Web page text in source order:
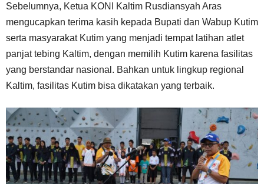
Sebelumnya, Ketua KONI Kaltim Rusdiansyah Aras
mengucapkan terima kasih kepada Bupati dan Wabup Kutim
serta masyarakat Kutim yang menjadi tempat latihan atlet
panjat tebing Kaltim, dengan memilih Kutim karena fasilitas
yang berstandar nasional. Bahkan untuk lingkup regional
Kaltim, fasilitas Kutim bisa dikatakan yang terbaik.